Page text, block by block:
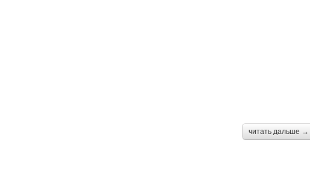
читать дальше →